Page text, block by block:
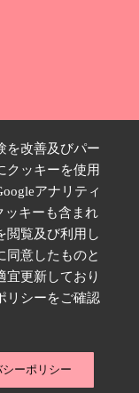
を改善及びパー
クッキーを使用
アナリティ
ッキーも含まれ
閲覧及び利用し
同意したものと
宜更新しており
リシーをご確認
ーポリシー